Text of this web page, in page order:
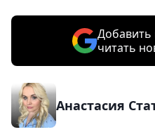
Добавить
читать
Анастасия